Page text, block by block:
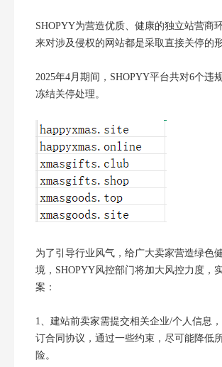
SHOPYY为营造优质、健康的独立站营商
来对涉及侵权的网站都是采取直接关停的形
2025年4月期间，SHOPYY平台共对6个违
冻结关停处理。
为了引导行业风气，给广大卖家营造绿色
境，SHOPYY风控部门将加大风控力度，
案：
1、建站前卖家需提交相关企业/个人信息
订合同协议，通过一些约束，尽可能降低
险。